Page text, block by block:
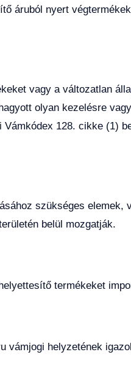
áruból nyert
vagy a változatlan
olyan kezelésre
128. cikke (1)
szükséges elemek,
belül mozgatják.
termékeket
vámjogi helyzetének